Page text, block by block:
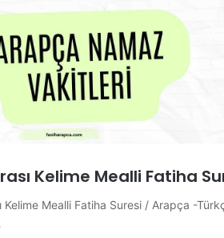
Kelime Mealli Fatiha
Kelime Mealli Fatiha Suresi / Arapça -